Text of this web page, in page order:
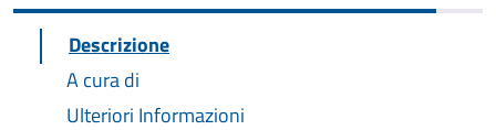
Descrizione
A cura di
Ulteriori Informazioni